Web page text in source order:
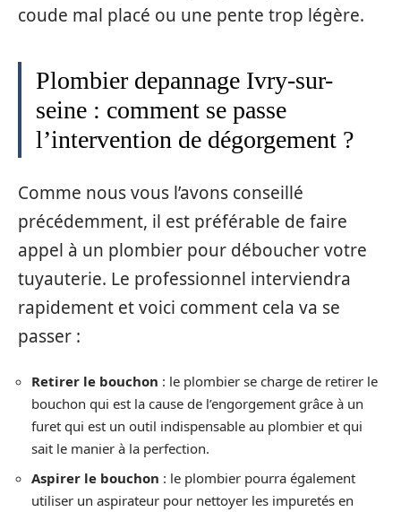
coude mal placé ou une pente trop légère.
Plombier depannage Ivry-sur-
seine : comment se passe
l’intervention de dégorgement ?
Comme nous vous l’avons conseillé
précédemment, il est préférable de faire
appel à un plombier pour déboucher votre
tuyauterie. Le professionnel interviendra
rapidement et voici comment cela va se
passer :
Retirer le bouchon : le plombier se charge de retirer le
bouchon qui est la cause de l’engorgement grâce à un
furet qui est un outil indispensable au plombier et qui
sait le manier à la perfection.
Aspirer le bouchon : le plombier pourra également
utiliser un aspirateur pour nettoyer les impuretés en